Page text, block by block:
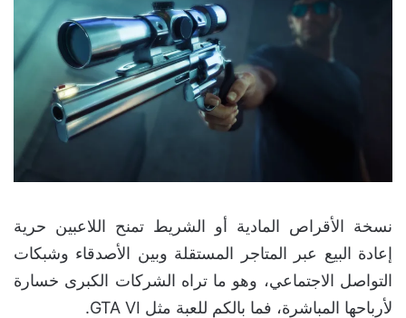
نسخة الأقراص المادية أو الشريط تمنح اللاعبين حرية
إعادة البيع عبر المتاجر المستقلة وبين الأصدقاء وشبكات
التواصل الاجتماعي، وهو ما تراه الشركات الكبرى خسارة
لأرباحها المباشرة، فما بالكم للعبة مثل GTA VI.